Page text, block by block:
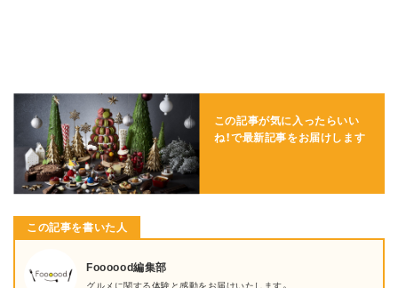
この記事が気に入ったらいい
ね！で最新記事をお届けします
この記事を書いた人
Foooood編集部
グルメに関する体験と感動をお届けいたします。